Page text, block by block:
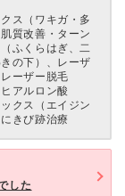
ス（ワキガ・多
質改善・ターン
ふくらはぎ、二
の下）、レーザ
ーザー脱毛
アルロン酸
クス（エイジン
きび跡治療
した